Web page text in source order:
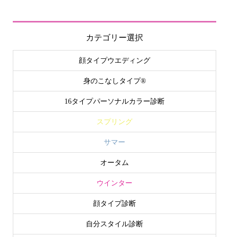
カテゴリー選択
顔タイプウエディング
身のこなしタイプ®
16タイプパーソナルカラー診断
スプリング
サマー
オータム
ウインター
顔タイプ診断
自分スタイル診断